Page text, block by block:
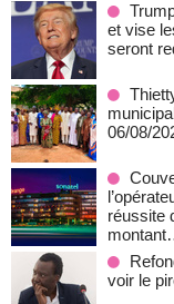
et vise
seront
06/08/
réussite
voir le